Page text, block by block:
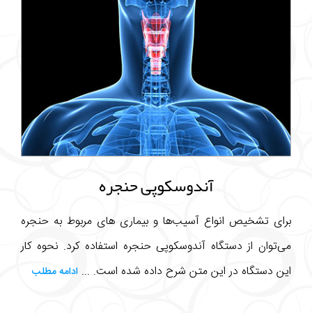
آندوسکوپی حنجره
برای تشخیص انواع آسیب‌ها و بیماری های مربوط به حنجره
می‌توان از دستگاه آندوسکوپی حنجره استفاده کرد. نحوه کار
این دستگاه در این متن شرح داده شده است. ... ادامه مطلب